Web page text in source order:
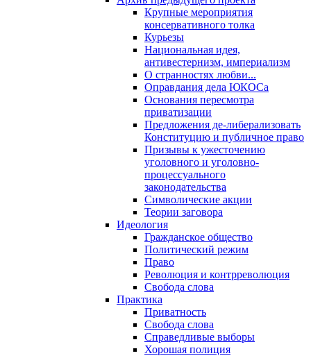
Крупные мероприятия
консервативного толка
Курьезы
Национальная идея,
антивестернизм, империализм
О странностях любви...
Оправдания дела ЮКОСа
Основания пересмотра
приватизации
Предложения де-либерализовать
Конституцию и публичное право
Призывы к ужесточению
уголовного и уголовно-
процессуального
законодательства
Символические акции
Теории заговора
Идеология
Гражданское общество
Политический режим
Право
Революция и контрреволюция
Свобода слова
Практика
Приватность
Свобода слова
Справедливые выборы
Хорошая полиция